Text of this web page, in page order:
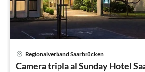
Regionalverband Saarbrücken
Camera tripla al Sunday Hotel